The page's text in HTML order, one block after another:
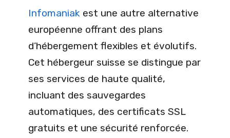
Infomaniak est une autre alternative
européenne offrant des plans
d’hébergement flexibles et évolutifs.
Cet hébergeur suisse se distingue par
ses services de haute qualité,
incluant des sauvegardes
automatiques, des certificats SSL
gratuits et une sécurité renforcée.